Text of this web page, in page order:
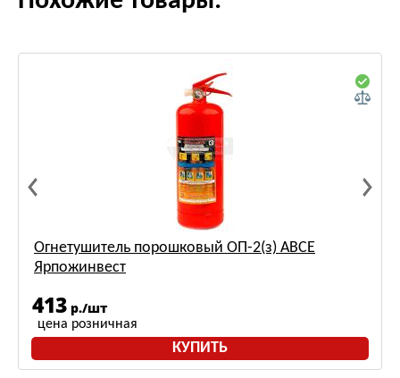
Огнетушитель порошковый ОП-2(з) АВСЕ
Ярпожинвест
413 р./шт
цена розничная
КУПИТЬ